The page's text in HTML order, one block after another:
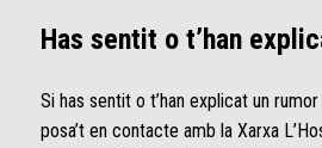
Has sentit o t’han
Si has sentit o t’han explicat un
posa’t en contacte amb la Xarxa